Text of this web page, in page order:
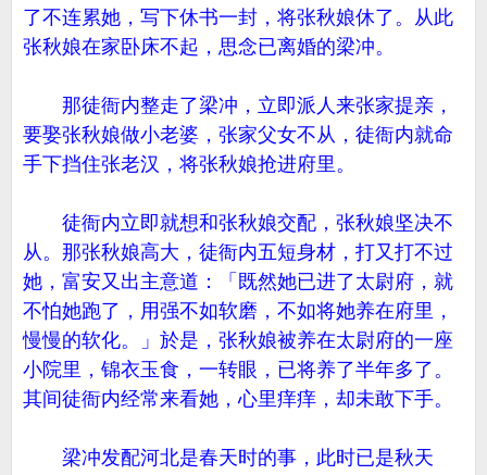
了不连累她，写下休书一封，将张秋娘休了。从此
张秋娘在家卧床不起，思念已离婚的梁冲。
那徒衙内整走了梁冲，立即派人来张家提亲，
要娶张秋娘做小老婆，张家父女不从，徒衙内就命
手下挡住张老汉，将张秋娘抢进府里。
徒衙内立即就想和张秋娘交配，张秋娘坚决不
从。那张秋娘高大，徒衙内五短身材，打又打不过
她，富安又出主意道：「既然她已进了太尉府，就
不怕她跑了，用强不如软磨，不如将她养在府里，
慢慢的软化。」於是，张秋娘被养在太尉府的一座
小院里，锦衣玉食，一转眼，已将养了半年多了。
其间徒衙内经常来看她，心里痒痒，却未敢下手。
梁冲发配河北是春天时的事，此时已是秋天